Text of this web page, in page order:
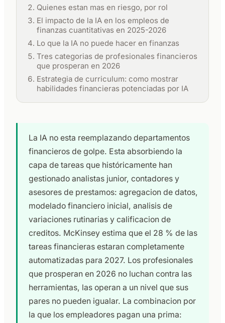
Quienes estan mas en riesgo, por rol
El impacto de la IA en los empleos de
finanzas cuantitativas en 2025-2026
Lo que la IA no puede hacer en finanzas
Tres categorias de profesionales financieros
que prosperan en 2026
Estrategia de curriculum: como mostrar
habilidades financieras potenciadas por IA
La IA no esta reemplazando departamentos
financieros de golpe. Esta absorbiendo la
capa de tareas que históricamente han
gestionado analistas junior, contadores y
asesores de prestamos: agregacion de datos,
modelado financiero inicial, analisis de
variaciones rutinarias y calificacion de
creditos. McKinsey estima que el 28 % de las
tareas financieras estaran completamente
automatizadas para 2027. Los profesionales
que prosperan en 2026 no luchan contra las
herramientas, las operan a un nivel que sus
pares no pueden igualar. La combinacion por
la que los empleadores pagan una prima: